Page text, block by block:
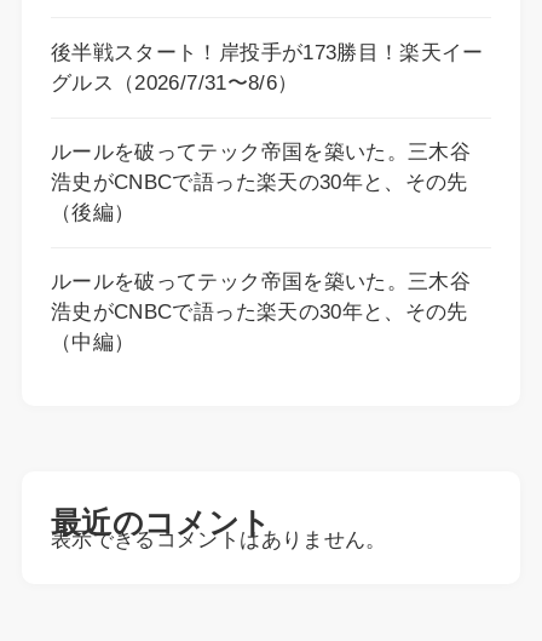
後半戦スタート！岸投手が173勝目！楽天イー
グルス（2026/7/31〜8/6）
ルールを破ってテック帝国を築いた。三木谷
浩史がCNBCで語った楽天の30年と、その先
（後編）
ルールを破ってテック帝国を築いた。三木谷
浩史がCNBCで語った楽天の30年と、その先
（中編）
最近のコメント
表示できるコメントはありません。